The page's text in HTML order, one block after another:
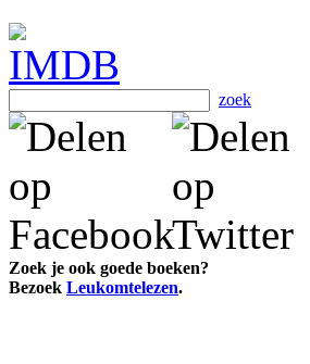
zoek
Zoek je ook goede boeken?
Bezoek Leukomtelezen.